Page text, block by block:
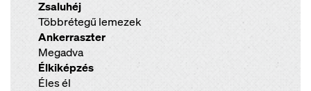
Zsaluhéj
Többrétegű lemezek
Ankerraszter
Megadva
Élkiképzés
Éles él